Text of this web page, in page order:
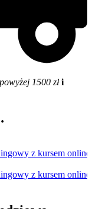
powyżej 1500 złi